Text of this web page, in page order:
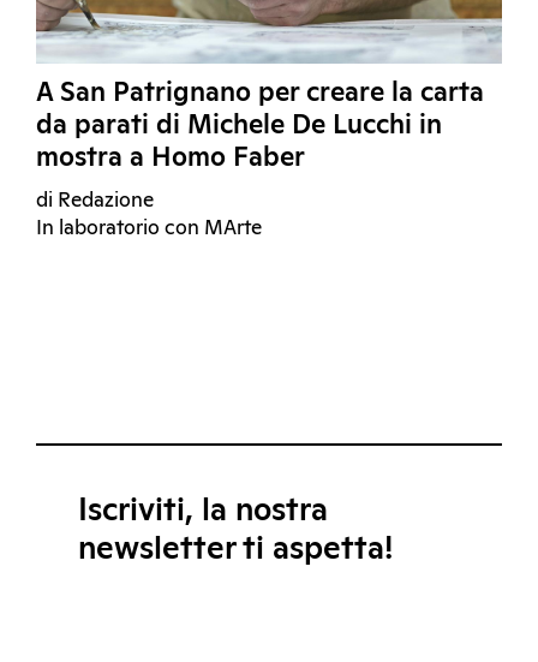
A San Patrignano per creare la carta
da parati di Michele De Lucchi in
mostra a Homo Faber
di Redazione
In laboratorio con MArte
Iscriviti, la nostra
newsletter ti aspetta!